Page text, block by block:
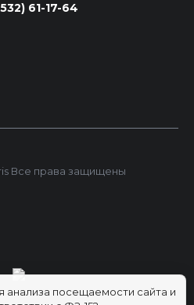
61-17-64
Все права защищены
посещаемости сайта и